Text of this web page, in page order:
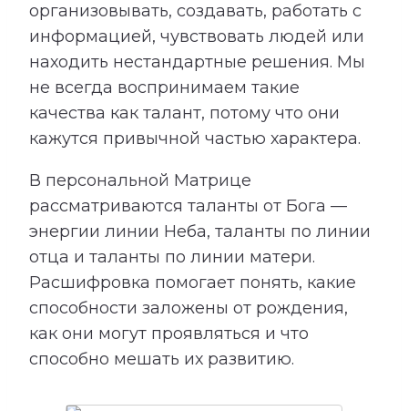
организовывать, создавать, работать с
информацией, чувствовать людей или
находить нестандартные решения. Мы
не всегда воспринимаем такие
качества как талант, потому что они
кажутся привычной частью характера.
В персональной Матрице
рассматриваются таланты от Бога —
энергии линии Неба, таланты по линии
отца и таланты по линии матери.
Расшифровка помогает понять, какие
способности заложены от рождения,
как они могут проявляться и что
способно мешать их развитию.